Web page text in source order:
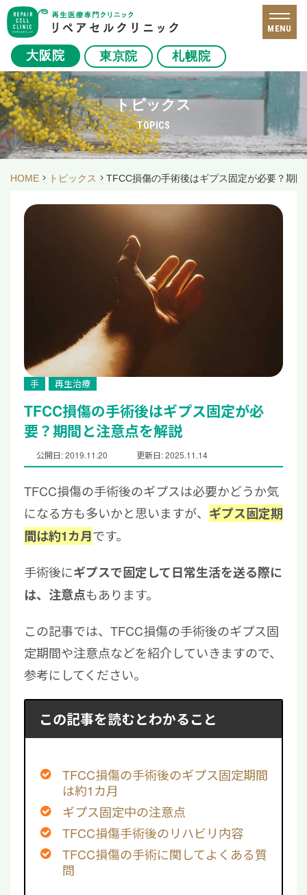
大阪院 東京院 札幌院
MENU
トピックス
TOPICS
HOME トピックス TFCC損傷の手術後はギプス固定が必要？期
手 再生治療
TFCC損傷の手術後はギプス固定が必
要？期間と注意点を解説
公開日: 2019.11.20 更新日: 2025.11.14
TFCC損傷の手術後のギプスは必要かどうか気
になる方も多いかと思いますが、 ギプス固定期
間は約1カ月です。
手術後にギプスで固定して日常生活を送る際に
は、注意点もあります。
この記事では、TFCC損傷の手術後のギプス固
定期間や注意点などを紹介していきますので、
参考にしてください。
この記事を読むとわかること
TFCC損傷の手術後のギプス固定期間
は約1カ月
ギプス固定中の注意点
TFCC損傷手術後のリハビリ内容
TFCC損傷の手術に関してよくある質
問